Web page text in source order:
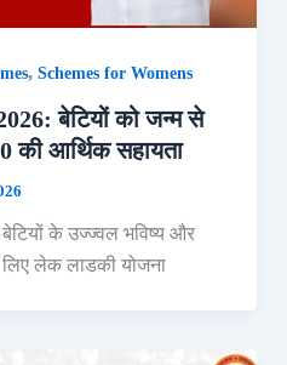
, Schemes for Womens
बेटियों को जन्म से
की आर्थिक सहायता
बेटियों के उज्ज्वल भविष्य और
लिए लेक लाडकी योजना